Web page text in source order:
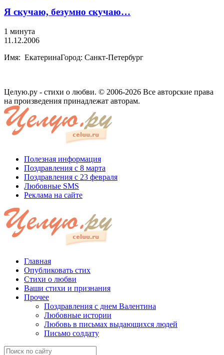
Я скучаю, безумно скучаю…
1 минута
11.12.2006
Имя: ЕкатеринаГород: Санкт-Петербург
Целую.ру - стихи о любви. © 2006-2026 Все авторские права
на произведения принадлежат авторам.
Полезная информация
Поздравления с 8 марта
Поздравления с 23 февраля
Любовные SMS
Реклама на сайте
Главная
Опубликовать стих
Стихи о любви
Ваши стихи и признания
Прочее
Поздравления с днем Валентина
Любовные истории
Любовь в письмах выдающихся людей
Письмо солдату